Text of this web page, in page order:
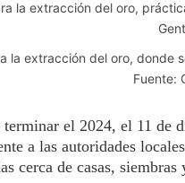
la extracción del oro, donde
Fuente:
el 2024, el 11 de
a las autoridades
cerca de casas,